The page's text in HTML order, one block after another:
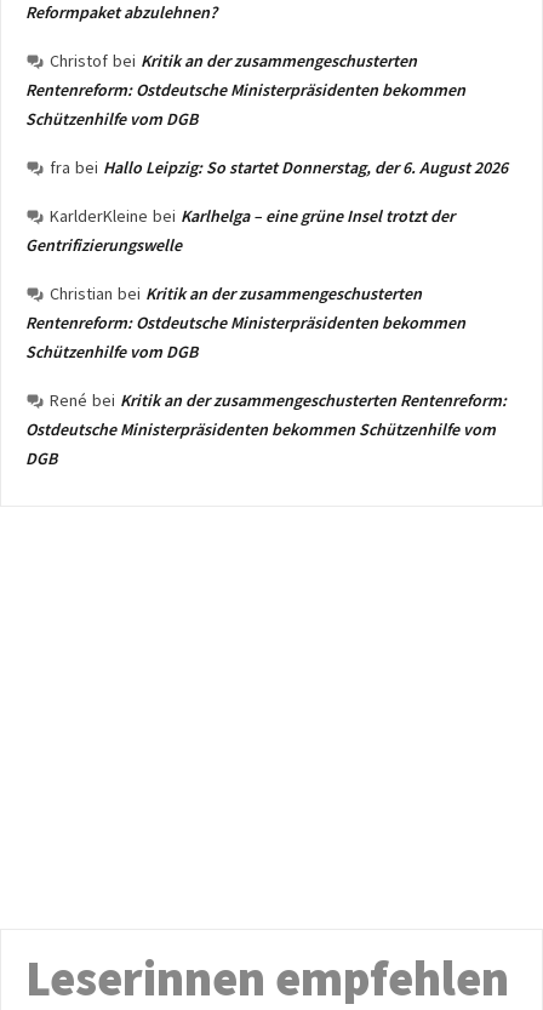
Reformpaket abzulehnen?
Christof bei Kritik an der zusammengeschusterten
Rentenreform: Ostdeutsche Ministerpräsidenten bekommen
Schützenhilfe vom DGB
fra bei Hallo Leipzig: So startet Donnerstag, der 6. August 2026
KarlderKleine bei Karlhelga – eine grüne Insel trotzt der
Gentrifizierungswelle
Christian bei Kritik an der zusammengeschusterten
Rentenreform: Ostdeutsche Ministerpräsidenten bekommen
Schützenhilfe vom DGB
René bei Kritik an der zusammengeschusterten Rentenreform:
Ostdeutsche Ministerpräsidenten bekommen Schützenhilfe vom
DGB
Leserinnen empfehlen